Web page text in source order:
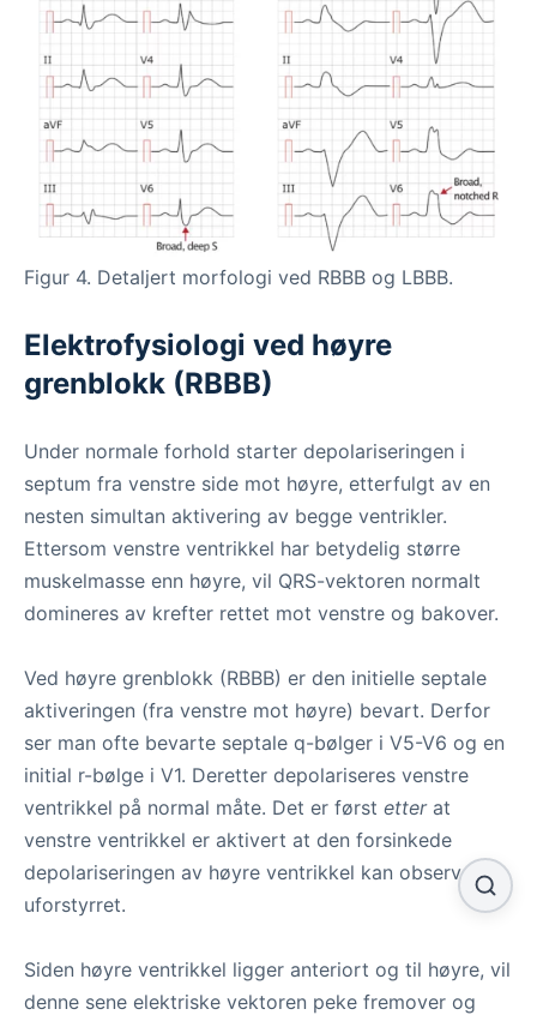
Figur 4. Detaljert morfologi ved RBBB og LBBB.
Elektrofysiologi ved høyre
grenblokk (RBBB)
Under normale forhold starter depolariseringen i
septum fra venstre side mot høyre, etterfulgt av en
nesten simultan aktivering av begge ventrikler.
Ettersom venstre ventrikkel har betydelig større
muskelmasse enn høyre, vil QRS-vektoren normalt
domineres av krefter rettet mot venstre og bakover.
Ved høyre grenblokk (RBBB) er den initielle septale
aktiveringen (fra venstre mot høyre) bevart. Derfor
ser man ofte bevarte septale q-bølger i V5-V6 og en
initial r-bølge i V1. Deretter depolariseres venstre
ventrikkel på normal måte. Det er først etterat
venstre ventrikkel er aktivert at den forsinkede
depolariseringen av høyre ventrikkel kan observeres
uforstyrret.
Siden høyre ventrikkel ligger anteriort og til høyre, vil
denne sene elektriske vektoren peke fremover og